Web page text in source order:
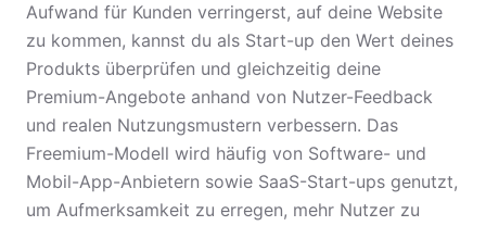
Aufwand für Kunden verringerst, auf deine Website
zu kommen, kannst du als Start-up den Wert deines
Produkts überprüfen und gleichzeitig deine
Premium-Angebote anhand von Nutzer-Feedback
und realen Nutzungsmustern verbessern. Das
Freemium-Modell wird häufig von Software- und
Mobil-App-Anbietern sowie SaaS-Start-ups genutzt,
um Aufmerksamkeit zu erregen, mehr Nutzer zu